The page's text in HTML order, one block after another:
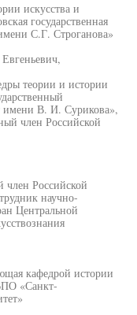
искусства и
государственная
С.Г. Строганова»
теории и истории
имени В. И. Сурикова»,
член Российской
член Российской
научно-
Центральной
кафедрой истории
«Санкт-